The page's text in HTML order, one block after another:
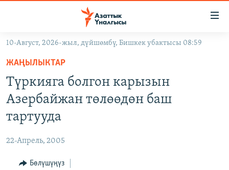
Навигацияга
өтүңүз
Издөөгө
салыңызКЫРГЫЗСТАН
МАДАНИЯТ
ДҮЙНӨ
УКРАИНА
ТВ ПРОГРАММАЛАР
БҮГҮН АЗАТТЫКТА
ПОДКАСТ
10-Август, 2026-жыл, дүйшөмбү, Бишкек убактысы 08:59
ЖАҢЫЛЫКТАР
Түркияга болгон карызын
Азербайжан төлөөдөн баш
тартууда
22-Апрель, 2005
Бөлүшүңүз